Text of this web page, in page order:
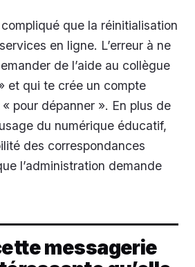
compliqué que la réinitialisation
en ligne. L’erreur à ne
de l’aide au collègue
et qui te crée un compte
pour dépanner ». En plus de
du numérique éducatif,
des correspondances
l’administration demande
messagerie